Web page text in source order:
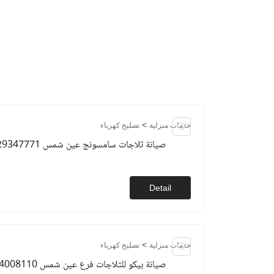
خدمات منزلية > تصليح كهرباء
صيانة ثلاجات سامسونج عين شمس 01129347771
Detail
خدمات منزلية > تصليح كهرباء
صيانة بيكو للثلاجات فرع عين شمس 01154008110